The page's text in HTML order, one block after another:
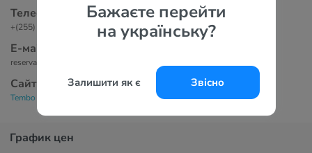
Бажаєте перейти
на українську?
Залишити як є Звісно
Телефоны
+(255) 777 413348
Е-маil
reservations@tembohotel.com
Сайт
Tembo Palace Hotel 4*
График цен